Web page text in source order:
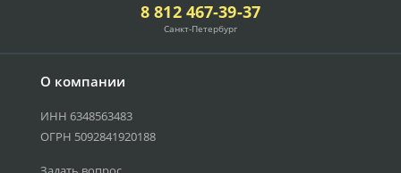
О компании
ИНН 6348563483
ОГРН 5092841920188
8 812 467-39-37
Санкт-Петербург